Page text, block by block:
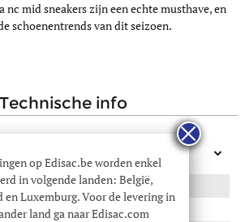
nc mid sneakers zijn een echte musthave, en
schoenentrends van dit seizoen.
technische info
SYNTHETISCH
op Edisac.be worden enkel
in volgende landen: België,
en Luxemburg. Voor de levering in
land ga naar Edisac.com